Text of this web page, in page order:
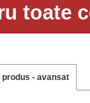
toate
produs - avansat